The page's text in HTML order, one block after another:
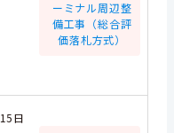
ーミナル周辺整
備工事（総合評
価落札方式）
15日